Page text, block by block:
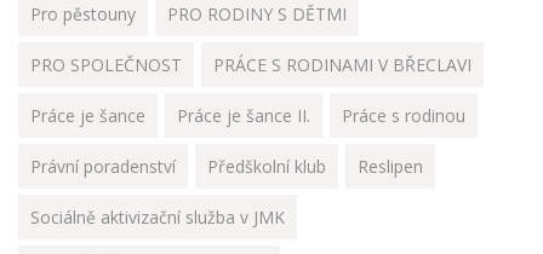
Pro pěstouny PRO RODINY S DĚTMI
PRO SPOLEČNOST PRÁCE S RODINAMI V BŘECLAVI
Práce je šance Práce je šance II. Práce s rodinou
Právní poradenství Předškolní klub Reslipen
Sociálně aktivizační služba v JMK